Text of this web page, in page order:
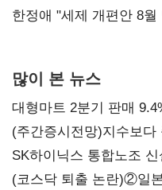
한정애 "세제 개편안 8
많이 본 뉴스
대형마트 2분기 판매
(주간증시전망)지수보
SK하이닉스 통합노조
불만 확산
(코스닥 퇴출 논란)②일